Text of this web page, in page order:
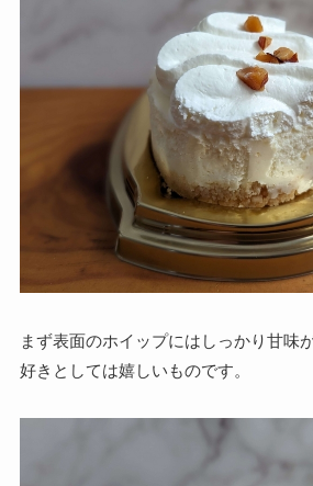
まず表面のホイップにはしっかり甘味
好きとしては嬉しいものです。